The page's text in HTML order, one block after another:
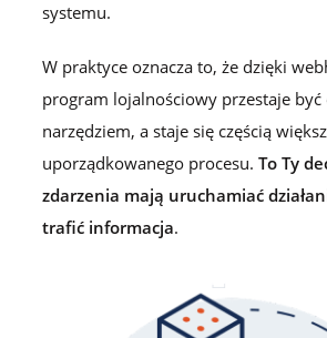
systemu.
W praktyce oznacza to, że dzięki
program lojalnościowy przestaje być
narzędziem, a staje się częścią
uporządkowanego procesu. To Ty
zdarzenia mają uruchamiać
trafić informacja.